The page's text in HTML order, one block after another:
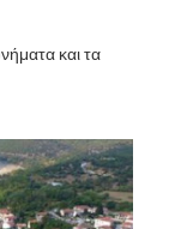
και τα